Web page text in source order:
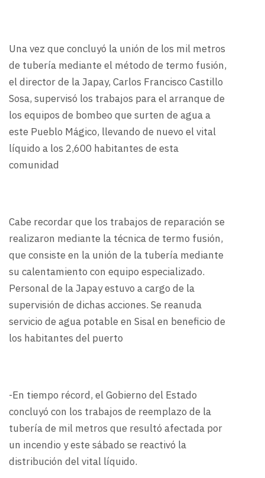
Una vez que concluyó la unión de los mil metros
de tubería mediante el método de termo fusión,
el director de la Japay, Carlos Francisco Castillo
Sosa, supervisó los trabajos para el arranque de
los equipos de bombeo que surten de agua a
este Pueblo Mágico, llevando de nuevo el vital
líquido a los 2,600 habitantes de esta
comunidad
Cabe recordar que los trabajos de reparación se
realizaron mediante la técnica de termo fusión,
que consiste en la unión de la tubería mediante
su calentamiento con equipo especializado.
Personal de la Japay estuvo a cargo de la
supervisión de dichas acciones. Se reanuda
servicio de agua potable en Sisal en beneficio de
los habitantes del puerto
-En tiempo récord, el Gobierno del Estado
concluyó con los trabajos de reemplazo de la
tubería de mil metros que resultó afectada por
un incendio y este sábado se reactivó la
distribución del vital líquido.